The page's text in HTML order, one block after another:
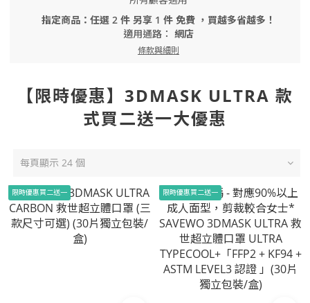
指定商品：任選 2 件 另享 1 件 免費 ，買越多省越多！
適用通路： 網店
條款與細則
【限時優惠】3DMASK ULTRA 款
式買二送一大優惠
每頁顯示 24 個
限時優惠買二送一 限時優惠買二送一